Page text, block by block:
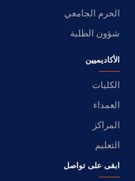
الحرم الجامعي
شؤون الطلبة
الأكاديميين
الكليات
العمداء
المراكز
التعليم
ابقى على تواصل